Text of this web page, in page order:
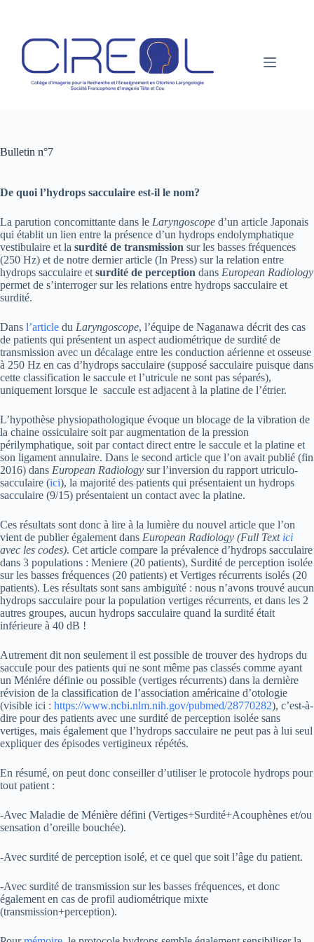
Bulletin n°7
De quoi l’hydrops sacculaire est-il le nom?
La parution concomittante dans le Laryngoscope d’un article Japonais
qui établit un lien entre la présence d’un hydrops endolymphatique
vestibulaire et la surdité de transmission sur les basses fréquences
(250 Hz) et de notre dernier article (In Press) sur la relation entre
hydrops sacculaire et surdité de perception dans European Radiology
permet de s’interroger sur les relations entre hydrops sacculaire et
surdité.
Dans l’article du Laryngoscope, l’équipe de Naganawa décrit des cas
de patients qui présentent un aspect audiométrique de surdité de
transmission avec un décalage entre les conduction aérienne et osseuse
à 250 Hz en cas d’hydrops sacculaire (supposé sacculaire puisque dans
cette classification le saccule et l’utricule ne sont pas séparés),
uniquement lorsque le saccule est adjacent à la platine de l’étrier.
L’hypothèse physiopathologique évoque un blocage de la vibration de
la chaine ossiculaire soit par augmentation de la pression
périlymphatique, soit par contact direct entre le saccule et la platine et
son ligament annulaire. Dans le second article que l’on avait publié (fin
2016) dans European Radiology sur l’inversion du rapport utriculo-
sacculaire (ici), la majorité des patients qui présentaient un hydrops
sacculaire (9/15) présentaient un contact avec la platine.
Ces résultats sont donc à lire à la lumière du nouvel article que l’on
vient de publier également dans European Radiology (Full Text ici
avec les codes). Cet article compare la prévalence d’hydrops sacculaire
dans 3 populations : Meniere (20 patients), Surdité de perception isolée
sur les basses fréquences (20 patients) et Vertiges récurrents isolés (20
patients). Les résultats sont sans ambiguïté : nous n’avons trouvé aucun
hydrops sacculaire pour la population vertiges récurrents, et dans les 2
autres groupes, aucun hydrops sacculaire quand la surdité était
inférieure à 40 dB !
Autrement dit non seulement il est possible de trouver des hydrops du
saccule pour des patients qui ne sont même pas classés comme ayant
un Méniére définie ou possible (vertiges récurrents) dans la dernière
révision de la classification de l’association américaine d’otologie
(visible ici : https://www.ncbi.nlm.nih.gov/pubmed/28770282), c’est-à-
dire pour des patients avec une surdité de perception isolée sans
vertiges, mais également que l’hydrops sacculaire ne peut pas à lui seul
expliquer des épisodes vertigineux répétés.
En résumé, on peut donc conseiller d’utiliser le protocole hydrops pour
tout patient :
-Avec Maladie de Ménière défini (Vertiges+Surdité+Acouphènes et/ou
sensation d’oreille bouchée).
-Avec surdité de perception isolé, et ce quel que soit l’âge du patient.
-Avec surdité de transmission sur les basses fréquences, et donc
également en cas de profil audiométrique mixte
(transmission+perception).